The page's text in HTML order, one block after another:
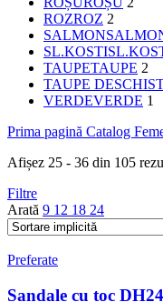
ROZROZ 2
SALMON
SL.KOSTI
TAUPETAUPE 2
TAUPE DESCHIS
VERDEVERDE 1
Prima pagină Catalog
Afișez 25 - 36 din 105
Filtre
Arată 9 12 18 24
Preferate
Sandale cu toc